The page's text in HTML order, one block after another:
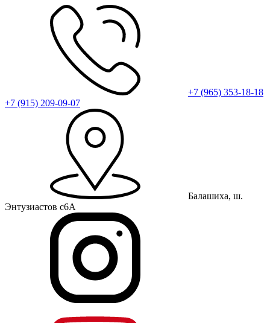
+7 (965) 353-18-18
+7 (915) 209-09-07
Балашиха, ш.
Энтузиастов с6А